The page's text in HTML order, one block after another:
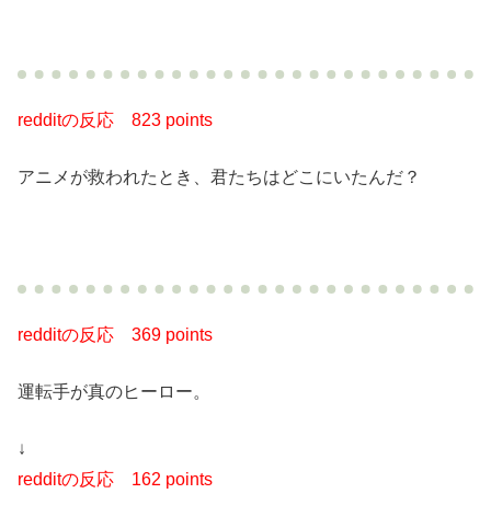
redditの反応 823 points
アニメが救われたとき、君たちはどこにいたんだ？
redditの反応 369 points
運転手が真のヒーロー。
↓
redditの反応 162 points